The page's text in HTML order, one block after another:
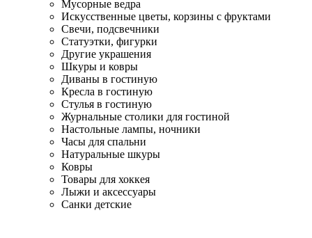
Мусорные ведра
Искусственные цветы, корзины с фруктами
Свечи, подсвечники
Статуэтки, фигурки
Другие украшения
Шкуры и ковры
Диваны в гостиную
Кресла в гостиную
Стулья в гостиную
Журнальные столики для гостиной
Настольные лампы, ночники
Часы для спальни
Натуральные шкуры
Ковры
Товары для хоккея
Лыжи и аксессуары
Санки детские